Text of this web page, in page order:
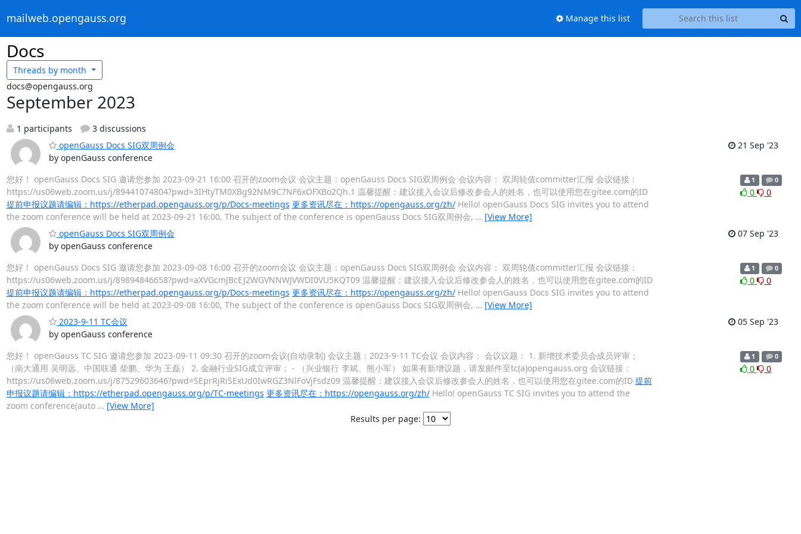
mailweb.opengauss.org Manage this list
Docs
Threads by month
docs@opengauss.org
September 2023
1 participants
3 discussions
openGauss Docs SIG双周例会
by openGauss conference
21 Sep '23
您好！ openGauss Docs SIG 邀请您参加 2023-09-21 16:00 召开的zoom会议 会议主题：openGauss Docs SIG双周例会 会议内容： 双周轮值committer汇报 会议链接：
https://us06web.zoom.us/j/89441074804?pwd=3IHtyTM0XBg92NM9C7NF6xOFXBo2Qh.1 温馨提醒：建议接入会议后修改参会人的姓名，也可以使用您在gitee.com的ID
提前申报议题请编辑：https://etherpad.opengauss.org/p/Docs-meetings 更多资讯尽在：https://opengauss.org/zh/Hello! openGauss Docs SIG invites you to attend
the zoom conference will be held at 2023-09-21 16:00, The subject of the conference is openGauss Docs SIG双周例会, … [View More]
1 0
0 0
openGauss Docs SIG双周例会
by openGauss conference
07 Sep '23
您好！ openGauss Docs SIG 邀请您参加 2023-09-08 16:00 召开的zoom会议 会议主题：openGauss Docs SIG双周例会 会议内容： 双周轮值committer汇报 会议链接：
https://us06web.zoom.us/j/89894846658?pwd=aXVGcmJBcEJ2WGVNNWJVWDI0VU5KQT09 温馨提醒：建议接入会议后修改参会人的姓名，也可以使用您在gitee.com的ID
提前申报议题请编辑：https://etherpad.opengauss.org/p/Docs-meetings 更多资讯尽在：https://opengauss.org/zh/Hello! openGauss Docs SIG invites you to attend
the zoom conference will be held at 2023-09-08 16:00, The subject of the conference is openGauss Docs SIG双周例会, … [View More]
1 0
0 0
2023-9-11 TC会议
by openGauss conference
05 Sep '23
您好！ openGauss TC SIG 邀请您参加 2023-09-11 09:30 召开的zoom会议(自动录制) 会议主题：2023-9-11 TC会议 会议内容： 会议议题： 1. 新增技术委员会成员评审；
（南大通用 吴明远、中国联通 柴鹏、华为 王磊） 2. 金融行业SIG成立评审； - （兴业银行 李斌、熊小军） 如果有新增议题，请发邮件至tc(a)opengauss.org 会议链接：
https://us06web.zoom.us/j/87529603646?pwd=SEprRjRiSExUd0IwRGZ3NlFoVjFsdz09 温馨提醒：建议接入会议后修改参会人的姓名，也可以使用您在gitee.com的ID 提前
申报议题请编辑：https://etherpad.opengauss.org/p/TC-meetings 更多资讯尽在：https://opengauss.org/zh/Hello! openGauss TC SIG invites you to attend the
zoom conference(auto … [View More]
1 0
0 0
Results per page: